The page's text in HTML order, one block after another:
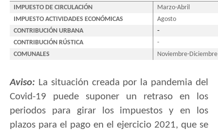
IMPUESTO DE CIRCULACIÓN
Marzo-Abril
IMPUESTO ACTIVIDADES ECONÓMICAS
Agosto
CONTRIBUCIÓN URBANA
-
CONTRIBUCIÓN RÚSTICA
-
COMUNALES
Noviembre-Diciembre
Aviso: La situación creada por la pandemia del
Covid-19 puede suponer un retraso en los
periodos para girar los impuestos y en los
plazos para el pago en el ejercicio 2021, que se